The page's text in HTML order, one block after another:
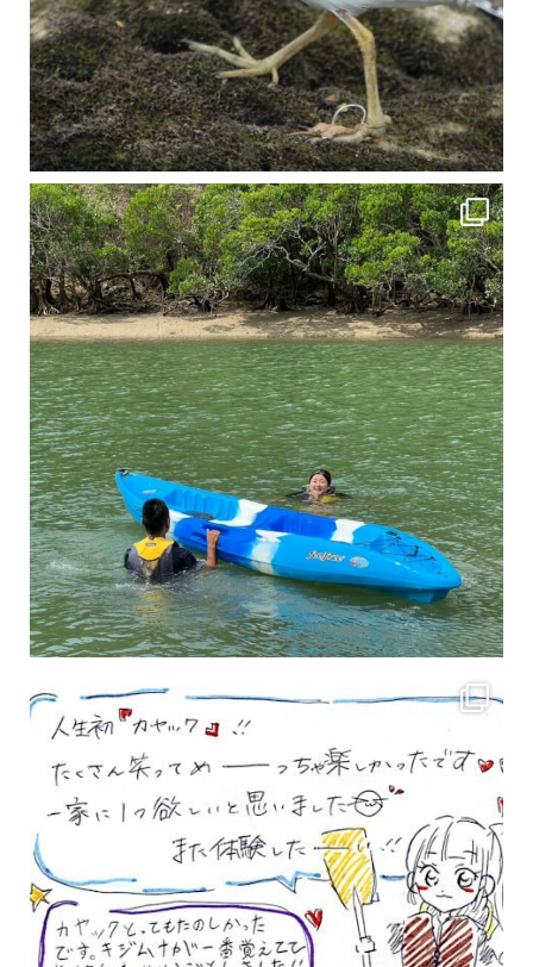
4月に入り、新人教育の為カヤックから落ちた際の救助の実技練習の風景です。 一人前の